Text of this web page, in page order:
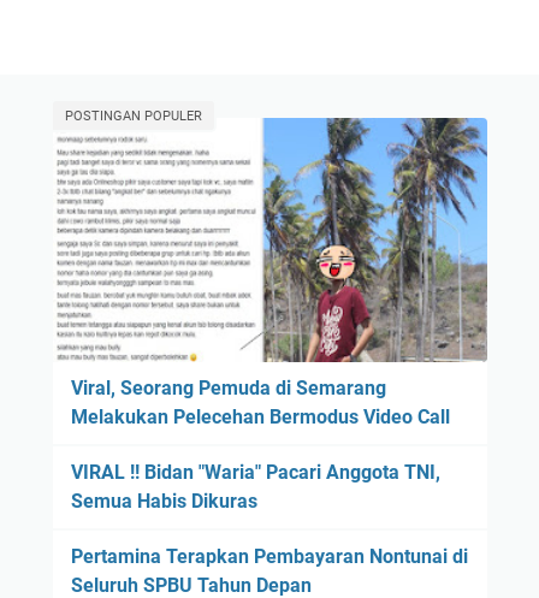
POSTINGAN POPULER
Viral, Seorang Pemuda di Semarang
Melakukan Pelecehan Bermodus Video Call
VIRAL !! Bidan "Waria" Pacari Anggota TNI,
Semua Habis Dikuras
Pertamina Terapkan Pembayaran Nontunai di
Seluruh SPBU Tahun Depan